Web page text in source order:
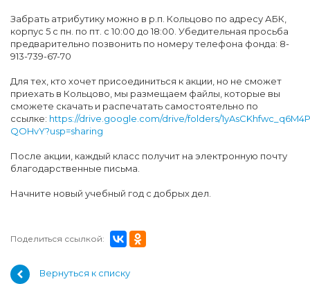
Забрать атрибутику можно в р.п. Кольцово по адресу АБК,
корпус 5 с пн. по пт. с 10:00 до 18:00. Убедительная просьба
предварительно позвонить по номеру телефона фонда: 8-
913-739-67-70
Для тех, кто хочет присоединиться к акции, но не сможет
приехать в Кольцово, мы размещаем файлы, которые вы
сможете скачать и распечатать самостоятельно по
ссылке: https://drive.google.com/drive/folders/
QOHvY?usp=sharing
После акции, каждый класс получит на электронную почту
благодарственные письма.
Начните новый учебный год с добрых дел.
Поделиться ссылкой:
Вернуться к списку